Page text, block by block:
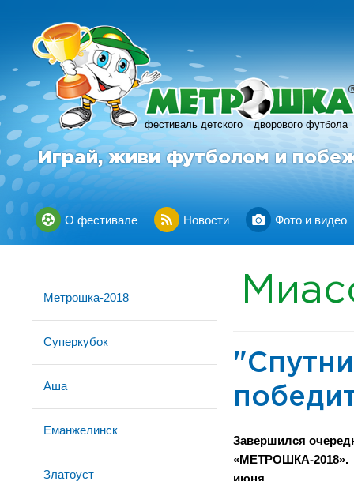
фестиваль детского дворового футбола
R
Играй, живи футболом и
О фестивале Новости Фото и видео
Метрошка-2018
Суперкубок
Аша
Еманжелинск
Златоуст
Завершился
«МЕТРОШКА-2018».